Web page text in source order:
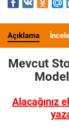
Açıklama
Mevcut
Model
Alacağınız